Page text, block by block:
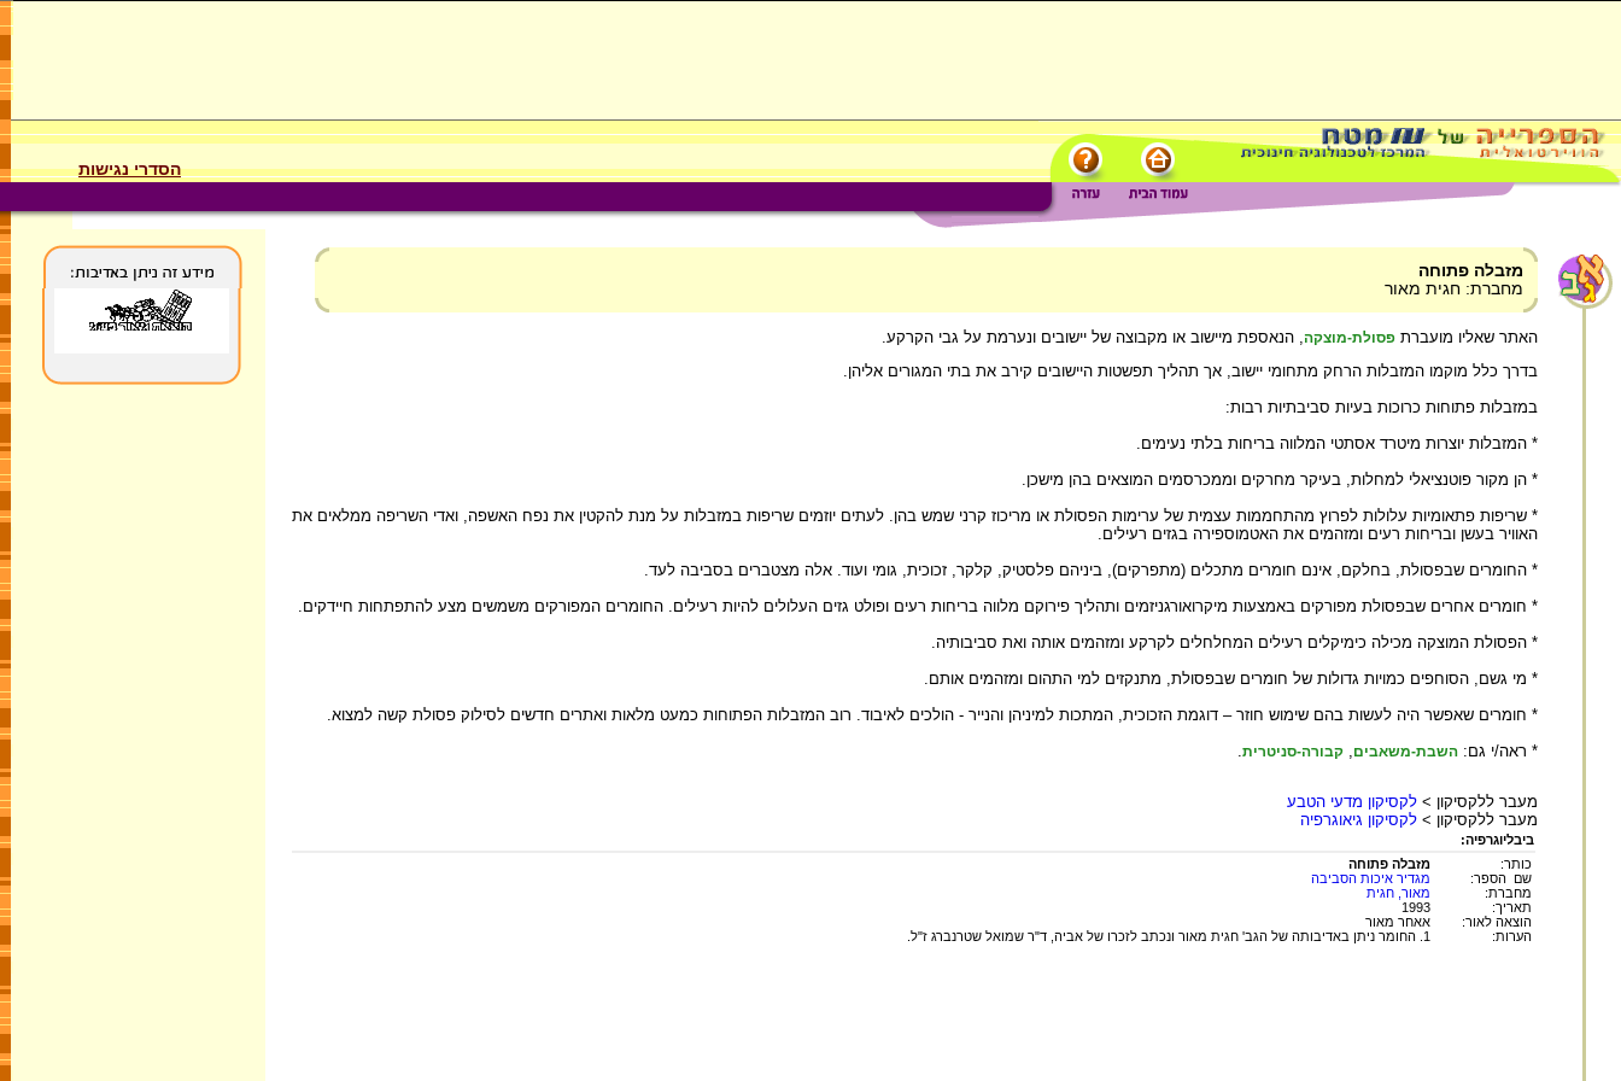
הסדרי נגישות
מזבלה פתוחה
מחברת: חגית מאור
האתר שאליו מועברת פסולת-מוצקה
, הנאספת מיישוב או מקבוצה של יישובים ונערמת על גבי הקרקע.
בדרך כלל מוקמו המזבלות הרחק מתחומי יישוב, אך תהליך תפשטות היישובים קירב את בתי המגורים אליהן.
במזבלות פתוחות כרוכות בעיות סביבתיות רבות:
* המזבלות יוצרות מיטרד אסתטי המלווה בריחות בלתי נעימים.
* הן מקור פוטנציאלי למחלות, בעיקר מחרקים וממכרסמים המוצאים בהן מישכן.
* שריפות פתאומיות עלולות לפרוץ מהתחממות עצמית של ערימות הפסולת או מריכוז קרני שמש בהן. לעתים יוזמים שריפות במזבלות על מנת להקטין את נפח האשפה, ואדי השריפה ממלאים את
האוויר בעשן ובריחות רעים ומזהמים את האטמוספירה בגזים רעילים.
* החומרים שבפסולת, בחלקם, אינם חומרים מתכלים (מתפרקים), ביניהם פלסטיק, קלקר, זכוכית, גומי ועוד. אלה מצטברים בסביבה לעד.
* חומרים אחרים שבפסולת מפורקים באמצעות מיקרואורגניזמים ותהליך פירוקם מלווה בריחות רעים ופולט גזים העלולים להיות רעילים. החומרים המפורקים משמשים מצע להתפתחות חיידקים.
* הפסולת המוצקה מכילה כימיקלים רעילים המחלחלים לקרקע ומזהמים אותה ואת סביבותיה.
* מי גשם, הסוחפים כמויות גדולות של חומרים שבפסולת, מתנקזים למי התהום ומזהמים אותם.
* חומרים שאפשר היה לעשות בהם שימוש חוזר – דוגמת הזכוכית, המתכות למיניהן והנייר - הולכים לאיבוד. רוב המזבלות הפתוחות כמעט מלאות ואתרים חדשים לסילוק פסולת קשה למצוא.
* ראה/י גם: השבת-משאבים קבורה-סניטרית
מעבר ללקסיקון > לקסיקון מדעי הטבע
מעבר ללקסיקון > לקסיקון גיאוגרפיה
ביבליוגרפיה:
כותר:
מזבלה פתוחה
שם הספר:
מגדיר איכות הסביבה
מחברת:
מאור, חגית
תאריך:
1993
הוצאה לאור:
אאחר מאור
הערות:
1. החומר ניתן באדיבותה של הגב' חגית מאור ונכתב לזכרו של אביה, ד"ר שמואל שטרנברג ז"ל.